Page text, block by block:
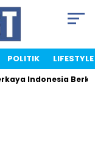
POLITIK LIFESTYLE
Berkat